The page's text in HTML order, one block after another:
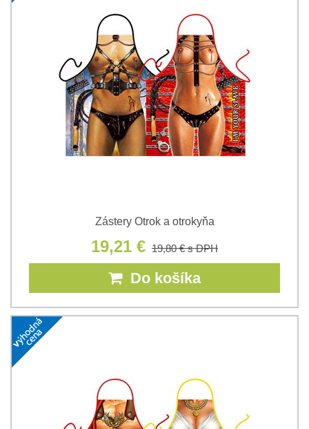
Zástery Otrok a otrokyňa
19,21 € 19,80 €s DPH
Do košíka